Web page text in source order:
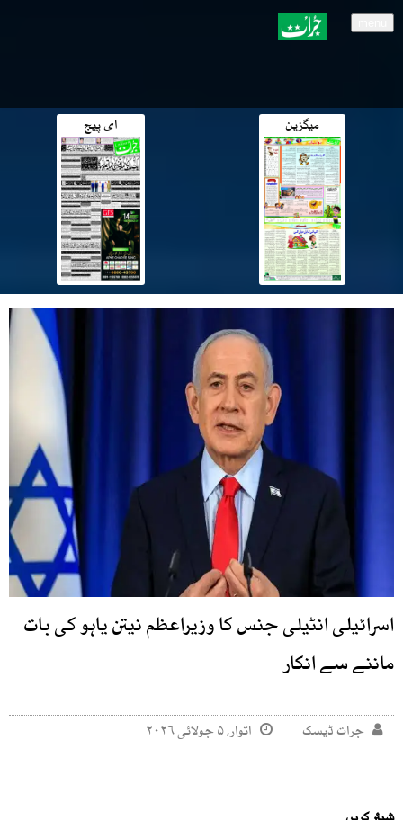
میگزین ای پیج
اسرائیلی انٹیلی جنس کا وزیراعظم نیتن یاہو کی بات
ماننے سے انکار
جرات ڈیسک اتوار, ۵ جولائی ۲۰۲۶